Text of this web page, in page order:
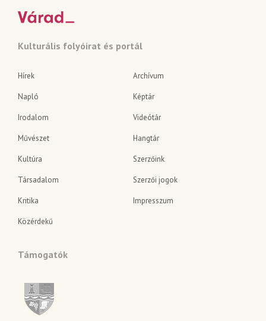
Kulturális folyóirat és portál
Hírek
Napló
Irodalom
Művészet
Kultúra
Társadalom
Kritika
Közérdekű
Archívum
Képtár
Videótár
Hangtár
Szerzőink
Szerzői jogok
Impresszum
Támogatók